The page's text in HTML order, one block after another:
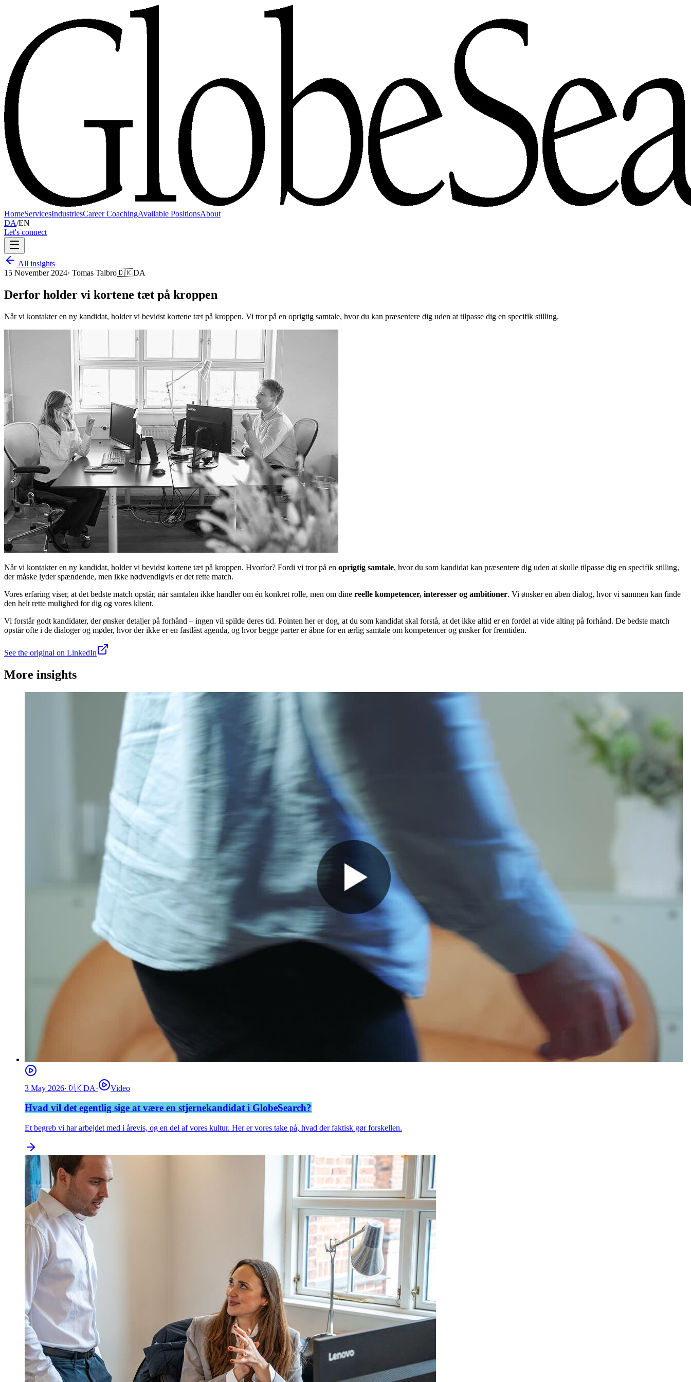
HomeServicesIndustriesCareer CoachingAvailable PositionsAbout
DA/EN
Let's connect
All insights
15 November 2024· Tomas Talbro🇩🇰DA
Derfor holder vi kortene tæt på kroppen
Når vi kontakter en ny kandidat, holder vi bevidst kortene tæt på kroppen. Vi tror på en oprigtig samtale, hvor du kan præsentere dig uden at tilpasse dig en specifik stilling.
Når vi kontakter en ny kandidat, holder vi bevidst kortene tæt på kroppen. Hvorfor? Fordi vi tror på en oprigtig samtale, hvor du som kandidat kan præsentere dig uden at skulle tilpasse dig en specifik stilling,
der måske lyder spændende, men ikke nødvendigvis er det rette match.
Vores erfaring viser, at det bedste match opstår, når samtalen ikke handler om én konkret rolle, men om dine reelle kompetencer, interesser og ambitioner. Vi ønsker en åben dialog, hvor vi sammen kan finde
den helt rette mulighed for dig og vores klient.
Vi forstår godt kandidater, der ønsker detaljer på forhånd – ingen vil spilde deres tid. Pointen her er dog, at du som kandidat skal forstå, at det ikke altid er en fordel at vide alting på forhånd. De bedste match
opstår ofte i de dialoger og møder, hvor der ikke er en fastlåst agenda, og hvor begge parter er åbne for en ærlig samtale om kompetencer og ønsker for fremtiden.
See the original on LinkedIn
More insights
3 May 2026·🇩🇰DA· Video
Hvad vil det egentlig sige at være en stjernekandidat i GlobeSearch?
Et begreb vi har arbejdet med i årevis, og en del af vores kultur. Her er vores take på, hvad der faktisk gør forskellen.